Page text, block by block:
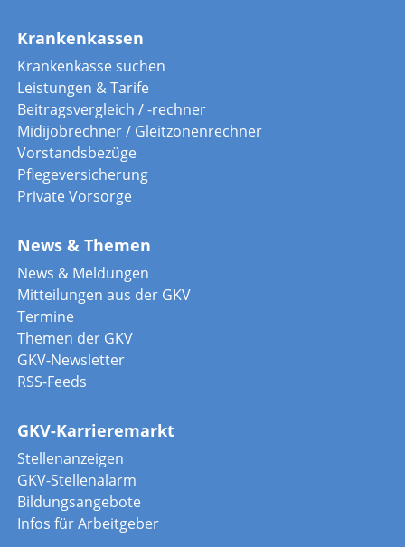
Krankenkassen
Krankenkasse suchen
Leistungen & Tarife
Beitragsvergleich / -rechner
Midijobrechner / Gleitzonenrechner
Vorstandsbezüge
Pflegeversicherung
Private Vorsorge
News & Themen
News & Meldungen
Mitteilungen aus der GKV
Termine
Themen der GKV
GKV-Newsletter
RSS-Feeds
GKV-Karrieremarkt
Stellenanzeigen
GKV-Stellenalarm
Bildungsangebote
Infos für Arbeitgeber